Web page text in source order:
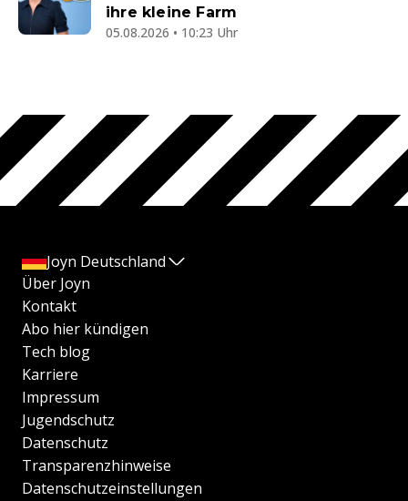
ihre kleine Farm
05.08.2026 • 10:23 Uhr
Joyn Deutschland
Über Joyn
Kontakt
Abo hier kündigen
Tech blog
Karriere
Impressum
Jugendschutz
Datenschutz
Transparenzhinweise
Datenschutzeinstellungen